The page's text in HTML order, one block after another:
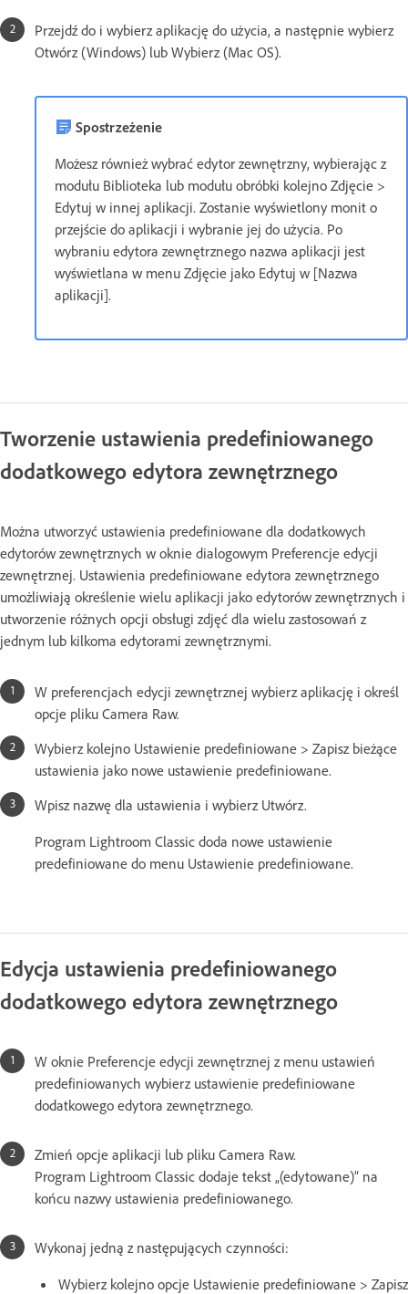
Przejdź do i wybierz aplikację do użycia, a następnie wybierz
Otwórz (Windows) lub Wybierz (Mac OS).
Spostrzeżenie
Możesz również wybrać edytor zewnętrzny, wybierając z
modułu Biblioteka lub modułu obróbki kolejno Zdjęcie >
Edytuj w innej aplikacji. Zostanie wyświetlony monit o
przejście do aplikacji i wybranie jej do użycia. Po
wybraniu edytora zewnętrznego nazwa aplikacji jest
wyświetlana w menu Zdjęcie jako Edytuj w [Nazwa
aplikacji].
Tworzenie ustawienia predefiniowanego
dodatkowego edytora zewnętrznego
Można utworzyć ustawienia predefiniowane dla dodatkowych
edytorów zewnętrznych w oknie dialogowym Preferencje edycji
zewnętrznej. Ustawienia predefiniowane edytora zewnętrznego
umożliwiają określenie wielu aplikacji jako edytorów zewnętrznych i
utworzenie różnych opcji obsługi zdjęć dla wielu zastosowań z
jednym lub kilkoma edytorami zewnętrznymi.
W preferencjach edycji zewnętrznej wybierz aplikację i określ
opcje pliku Camera Raw.
Wybierz kolejno Ustawienie predefiniowane > Zapisz bieżące
ustawienia jako nowe ustawienie predefiniowane.
Wpisz nazwę dla ustawienia i wybierz Utwórz.
Program Lightroom Classic doda nowe ustawienie
predefiniowane do menu Ustawienie predefiniowane.
Edycja ustawienia predefiniowanego
dodatkowego edytora zewnętrznego
W oknie Preferencje edycji zewnętrznej z menu ustawień
predefiniowanych wybierz ustawienie predefiniowane
dodatkowego edytora zewnętrznego.
Zmień opcje aplikacji lub pliku Camera Raw.
Program Lightroom Classic dodaje tekst „(edytowane)” na
końcu nazwy ustawienia predefiniowanego.
Wykonaj jedną z następujących czynności:
Wybierz kolejno opcje Ustawienie predefiniowane > Zapisz